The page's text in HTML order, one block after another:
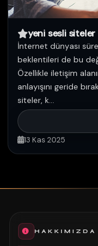
yeni sesli siteler
İnternet dünyası
beklentileri de bu
Özellikle iletişim
anlayışını geride
siteler, k...
13 Kas 2025
HAKKIMIZDA